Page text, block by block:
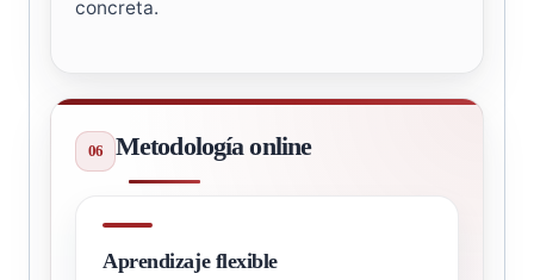
concreta.
Metodología online
Aprendizaje flexible